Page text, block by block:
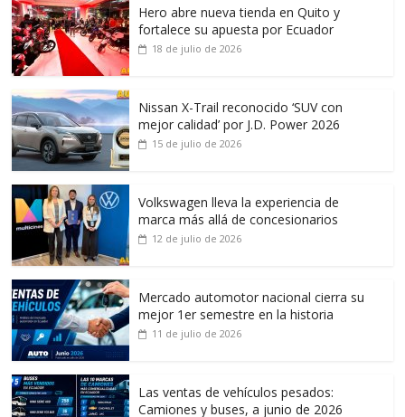
Hero abre nueva tienda en Quito y
fortalece su apuesta por Ecuador
18 de julio de 2026
Nissan X-Trail reconocido ‘SUV con
mejor calidad’ por J.D. Power 2026
15 de julio de 2026
Volkswagen lleva la experiencia de
marca más allá de concesionarios
12 de julio de 2026
Mercado automotor nacional cierra su
mejor 1er semestre en la historia
11 de julio de 2026
Las ventas de vehículos pesados:
Camiones y buses, a junio de 2026